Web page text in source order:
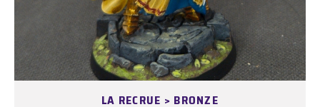
LA RECRUE > BRONZE